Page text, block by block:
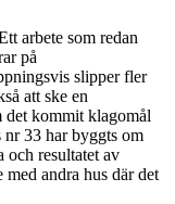
arbete som redan
på
slipper fler
att ske en
det kommit klagomål
nr 33 har byggts om
och resultatet av
andra hus där det